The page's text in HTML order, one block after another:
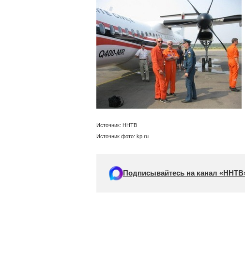
Источник: ННТВ
Источник фото: kp.ru
Подписывайтесь на канал